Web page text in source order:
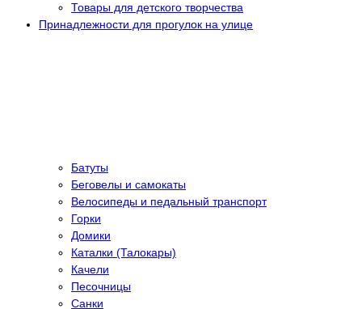
Товары для детского творчества
Принадлежности для прогулок на улице
Батуты
Беговелы и самокаты
Велосипеды и педальный транспорт
Горки
Домики
Каталки (Талокары)
Качели
Песочницы
Санки